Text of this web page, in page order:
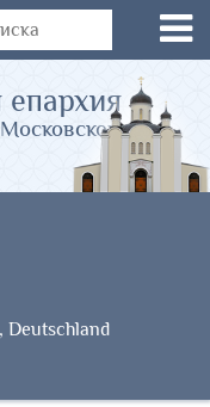
Deutschland
епархия